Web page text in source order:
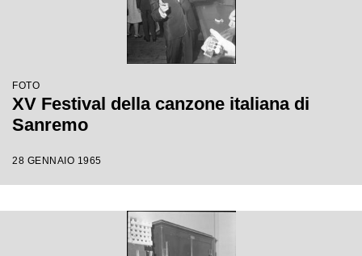
FOTO
XV Festival della canzone italiana di
Sanremo
28 GENNAIO 1965